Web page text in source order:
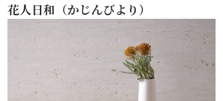
花人日和（かじんびより）